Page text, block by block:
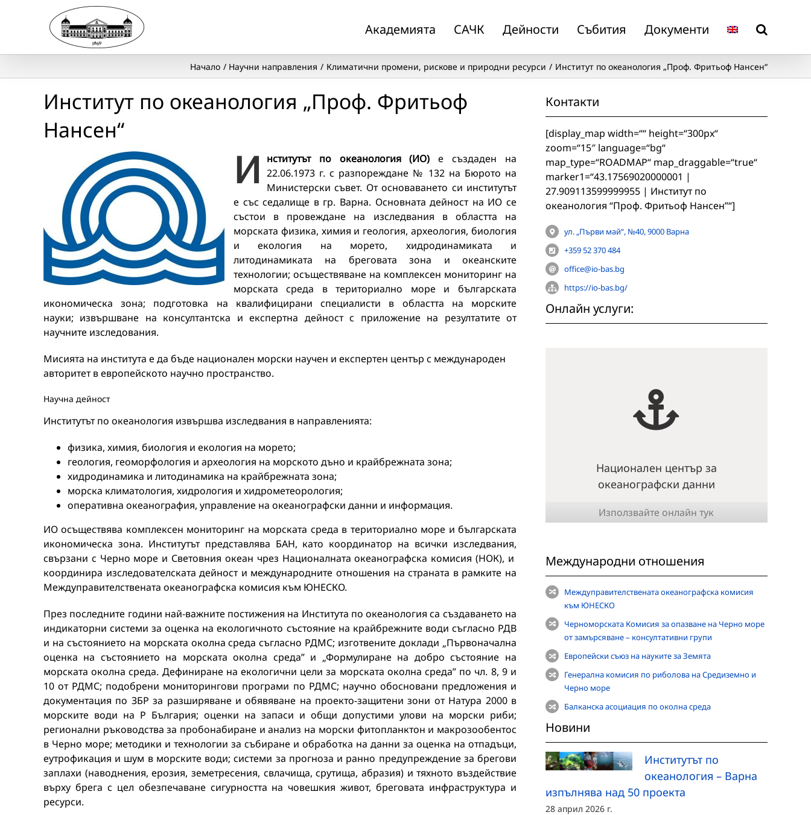
Академията САЧК Дейности Събития Документи
Начало Научни направления Климатични промени, рискове и природни ресурси Институт по океанология „Проф. Фритьоф Нансен“
Институт по океанология „Проф. Фритьоф
Нансен“
И нститутът по океанология (ИО) е създаден на
22.06.1973 г. с разпореждане № 132 на Бюрото на
Министерски съвет. От основаването си институтът
е със седалище в гр. Варна. Основната дейност на ИО се
състои в провеждане на изследвания в областта на
морската физика, химия и геология, архeология, биология
и екология на морето, хидродинамиката и
литодинамиката на бреговата зона и океанските
технологии; осъществяване на комплексен мониторинг на
морската среда в териториално море и българската
икономическа зона; подготовка на квалифицирани специалисти в областта на морските
науки; извършване на консултантска и експертна дейност с приложение на резултатите от
научните изследования.
Мисията на института е да бъде национален морски научен и експертен център с международен
авторитет в европейското научно пространство.
Научна дейност
Институтът по океанология извършва изследвания в направленията:
физика, химия, биология и екология на морето;
геология, геоморфология и археология на морското дъно и крайбрежната зона;
хидродинамика и литодинамика на крайбрежната зона;
морска климатология, хидрология и хидрометеорология;
оперативна океанография, управление на океанографски данни и информация.
ИО осъществява комплексен мониторинг на морската среда в териториално море и българската
икономическа зона. Институтът представлява БАН, като координатор на всички изследвания,
свързани с Черно море и Световния океан чрез Националната океанографска комисия (НОК), и
координира изследователската дейност и международните отношения на страната в рамките на
Междуправителствената океанографска комисия към ЮНЕСКО.
През последните години най-важните постижения на Института по океанология са създаването на
индикаторни системи за оценка на екологичното състояние на крайбрежните води съгласно РДВ
и на състоянието на морската околна среда съгласно РДМС; изготвените доклади „Първоначална
оценка на състоянието на морската околна среда” и „Формулиране на добро състояние на
морската околна среда. Дефиниране на екологични цели за морската околна среда” по чл. 8, 9 и
10 от РДМС; подобрени мониторингови програми по РДМС; научно обосновани предложения и
документация по ЗБР за разширяване и обявяване на проекто-защитени зони от Натура 2000 в
морските води на Р България; оценки на запаси и общи допустими улови на морски риби;
регионални ръководства за пробонабиране и анализ на морски фитопланктон и макрозообентос
в Черно море; методики и технологии за събиране и обработка на данни за оценка на отпадъци,
еутрофикация и шум в морските води; системи за прогноза и ранно предупреждение за брегови
заплахи (наводнения, ерозия, земетресения, свлачища, срутища, абразия) и тяхното въздействие
върху брега с цел обезпечаване сигурността на човешкия живот, бреговата инфраструктура и
ресурси.
Контакти
[display_map width=““ height=“300px“
zoom=“15″ language=“bg“
map_type=“ROADMAP“ map_draggable=“true“
marker1=“43.17569020000001 |
27.909113599999955 | Институт по
океанология “Проф. Фритьоф Нансен”“]
ул. „Първи май“, №40, 9000 Варна
+359 52 370 484
office@io-bas.bg
https://io-bas.bg/
Онлайн услуги:
Национален център за
океанографски данни
Използвайте онлайн тук
Международни отношения
Междуправителствената океанографска комисия
към ЮНЕСКО
Черноморската Комисия за опазване на Черно море
от замърсяване– консултативни групи
Европейски съюз на науките за Земята
Генерална комисия по риболова на Средиземно и
Черно море
Балканска асоциация по околна среда
Новини
Институтът по
океанология – Варна
изпълнява над 50 проекта
28 април 2026 г.